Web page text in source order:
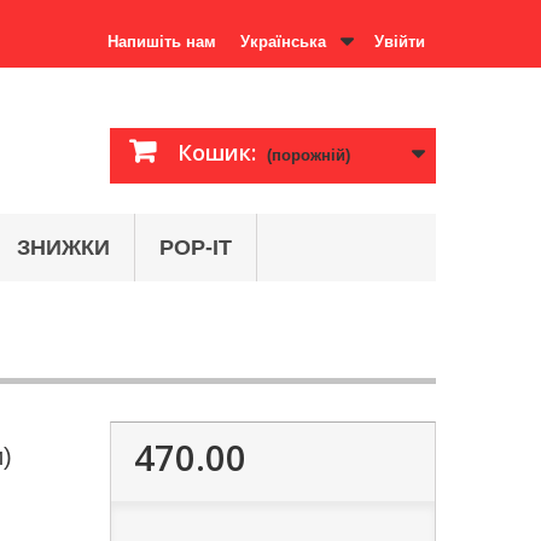
Увійти
Українська
Напишіть нам
Кошик: (порожній)
ЗНИЖКИ POP-IT
470.00